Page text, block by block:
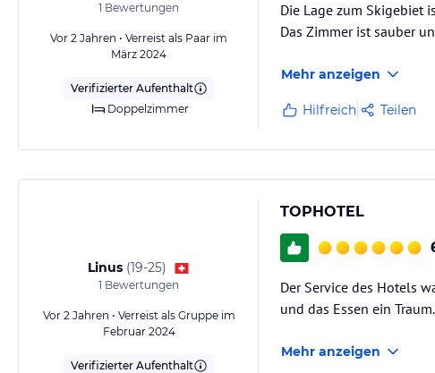
1 Bewertungen
Vor 2 Jahren • Verreist als Paar im
März 2024
Verifizierter Aufenthalt
Doppelzimmer
Die Lage zum Skigebiet
Das Zimmer ist sauber
Mehr anzeigen
Hilfreich Teilen
Linus (19-25)
1 Bewertungen
Vor 2 Jahren • Verreist als Gruppe im
Februar 2024
Verifizierter Aufenthalt
TOPHOTEL
Der Service des Hotels
und das Essen ein Traum.
Mehr anzeigen